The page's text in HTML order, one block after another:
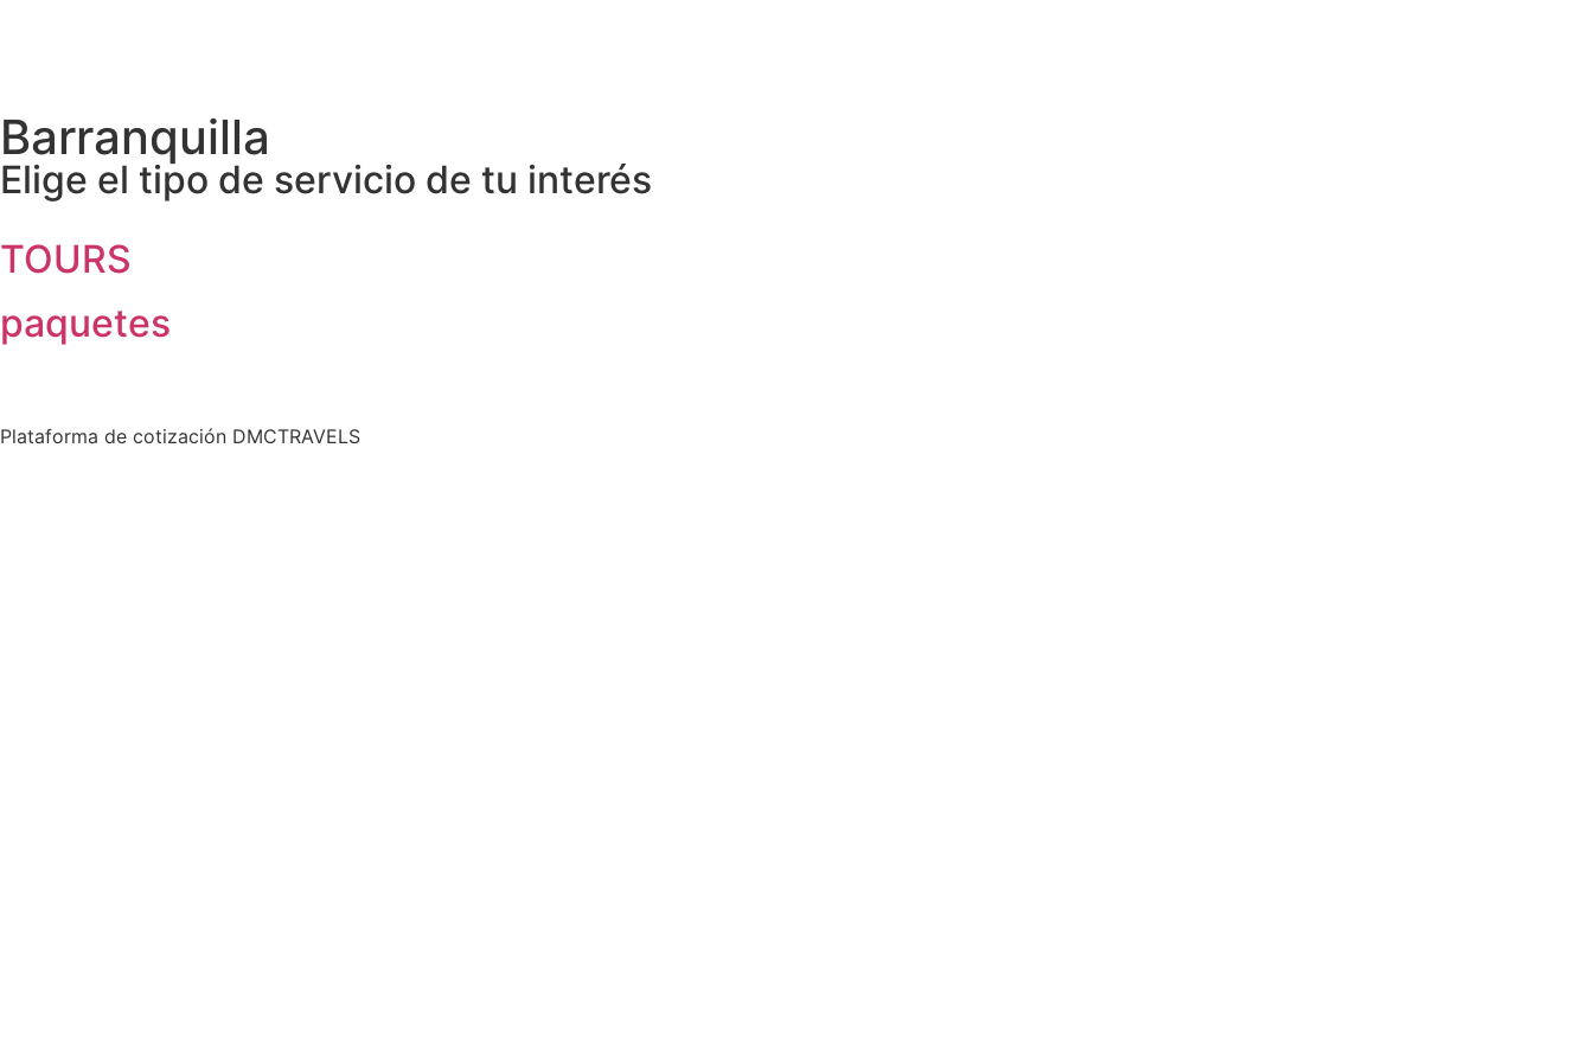
Barranquilla
Elige el tipo de servicio de tu interés
TOURS
paquetes
Plataforma de cotización DMCTRAVELS